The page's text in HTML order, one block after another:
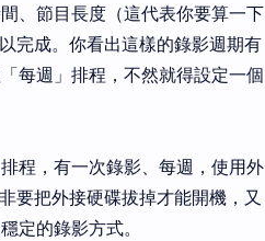
、節目長度（這代表你要算一下
完成。你看出這樣的錄影週期有
每週」排程，不然就得設定一個
程，有一次錄影、每週，使用外
要把外接硬碟拔掉才能開機，又
定的錄影方式。